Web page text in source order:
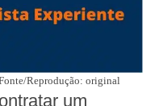
Reprodução: original
um